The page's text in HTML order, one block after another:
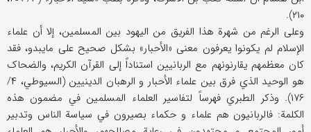
۲۱۰).
وعلی الرغم من شهرة هذا الفریق من الیهود بین المسلمین، إلا أن علماء
الإسلام لم یکونوا یعرفون معنی «الأحبار» بشکل صحیح علی مایبدو، فقد
کان معظمهم یقارنونهم مع الربانیین استناداً إلی القرآن الکریم، والضحاک
هو الوحید الذي فرق بین علماء الأحبار و الرهبان الدینیین (السیوطي، ۴/
۱۷۶). وذکر الطبري فهرساً لتفاسیر العلماء المسلمین في مضمون هذه
الکلمة: فالربانیون هم علماء و حکماء بصیرون في سیاسة الناس وتدبیر